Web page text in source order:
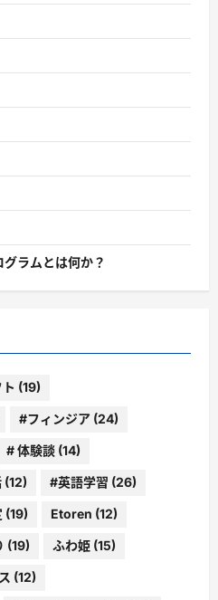
ラムとは何か？
(19)
#フィンジア (24)
# 体験談 (14)
(12) #英語学習 (26)
(19) Etoren (12)
(19) ふわ姫 (15)
(12)